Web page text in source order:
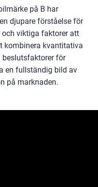
på B har
djupare förståelse för
viktiga faktorer att
kombinera kvantitativa
beslutsfaktorer för
en fullständig bild av
på marknaden.